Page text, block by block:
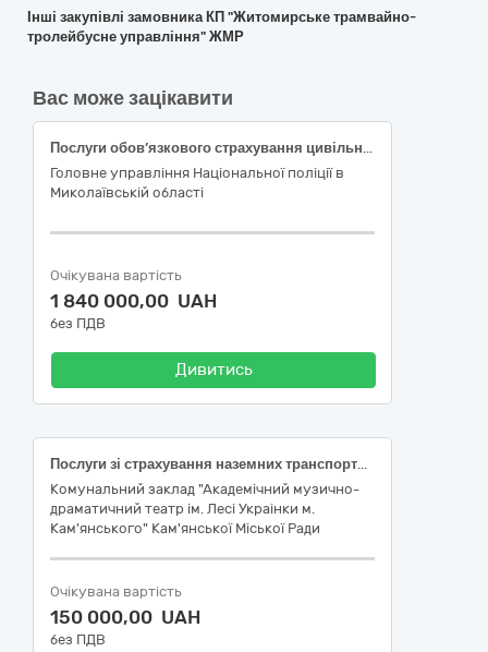
Інші закупівлі замовника КП "Житомирське трамвайно-
тролейбусне управління" ЖМР
Вас може зацікавити
Послуги обов’язкового страхування цивільно-правової відповідальності власників наземних транспортних засобів
Головне управління Національної поліції в
Миколаївській області
Очікувана вартість
1 840 000,00 UAH
без ПДВ
Дивитись
Послуги зі страхування наземних транспортних засобів (КАСКО)
Комунальний заклад "Академiчний музично-
драматичний театр iм. Лесi Украiнки м.
Кам'янського" Кам'янської Мiської Ради
Очікувана вартість
150 000,00 UAH
без ПДВ